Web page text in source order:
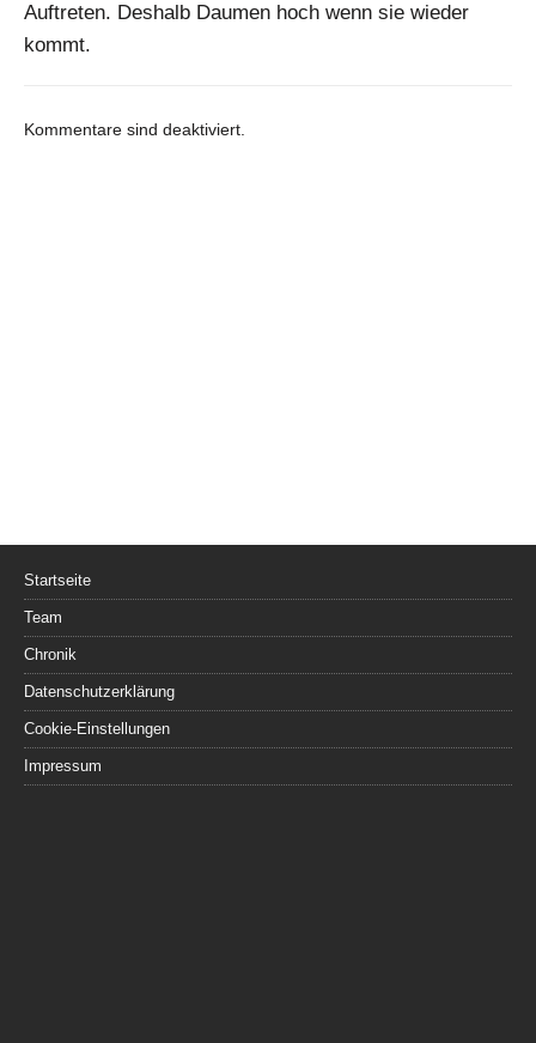
Auftreten. Deshalb Daumen hoch wenn sie wieder
kommt.
Kommentare sind deaktiviert.
Startseite
Team
Chronik
Datenschutzerklärung
Cookie-Einstellungen
Impressum